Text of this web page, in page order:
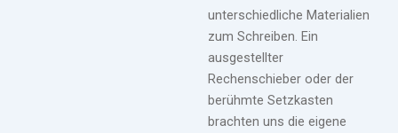
unterschiedliche Materialien
zum Schreiben. Ein
ausgestellter
Rechenschieber oder der
berühmte Setzkasten
brachten uns die eigene